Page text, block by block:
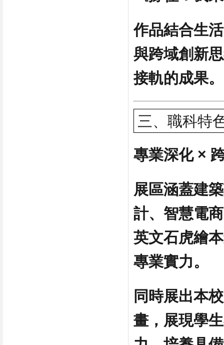
作品結合生
與跨域創新
接軌的成果。
三、職科特
專業深化 ×
展區涵蓋建
計、智慧電
英文石虎繪
專業實力。
同時展出本
畫，展現學